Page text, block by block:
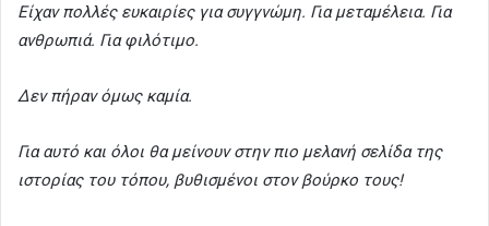
Είχαν πολλές ευκαιρίες για συγγνώμη. Για μεταμέλεια. Για
ανθρωπιά. Για φιλότιμο.
Δεν πήραν όμως καμία.
Για αυτό και όλοι θα μείνουν στην πιο μελανή σελίδα της
ιστορίας του τόπου, βυθισμένοι στον βούρκο τους!